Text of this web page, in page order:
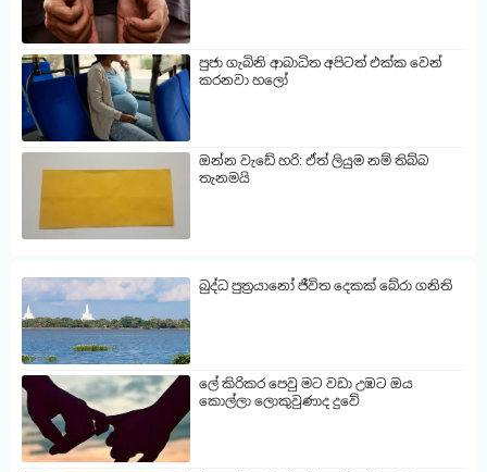
පුජා ගැබිනි ආබාධිත අපිටත් එක්ක වෙන්
කරනවා හලෝ
ඔන්න වැඩේ හරි: ඒත් ලියුම නම් තිබ්බ
තැනමයි
බුද්ධ පුත්‍රයානෝ ජීවිත දෙකක් බේරා ගනිති
ලේ කිරිකර පෙවු මට වඩා උඹට ඔය
කොල්ලා ලොකුවුණාද දුවේ